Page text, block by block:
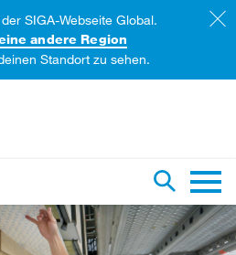
Suche
SIGA-Webseite Global.
andere Region
Standort zu sehen.